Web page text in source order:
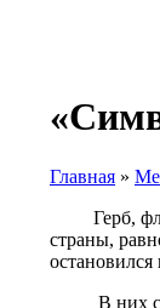
Главная »
Герб, флаг
страны,
В них